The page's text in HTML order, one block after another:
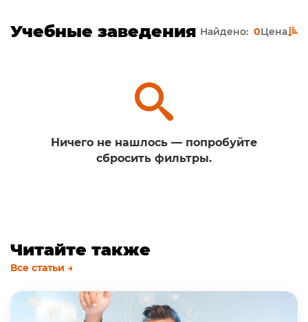
Учебные заведения Найдено: 0Цена
Ничего не нашлось — попробуйте
сбросить фильтры.
Читайте также
Все статьи →